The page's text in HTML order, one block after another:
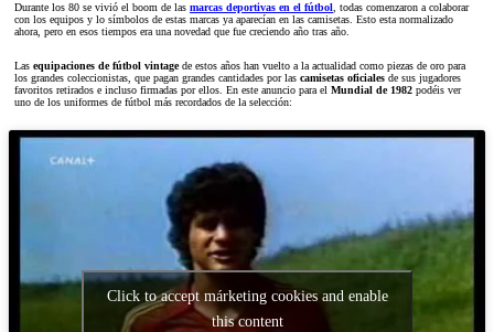
Durante los 80 se vivió el boom de las marcas deportivas en el fútbol , todas comenzaron a colaborar
con los equipos y lo símbolos de estas marcas ya aparecían en las camisetas. Esto esta normalizado
ahora, pero en esos tiempos era una novedad que fue creciendo año tras año.
Las equipaciones de fútbol vintagede estos años han vuelto a la actualidad como piezas de oro para
los grandes coleccionistas, que pagan grandes cantidades por las camisetas oficiales de sus jugadores
favoritos retirados e incluso firmadas por ellos. En este anuncio para el Mundial de 1982 podéis ver
uno de los uniformes de fútbol más recordados de la selección:
Click to accept márketing cookies and enable
this content